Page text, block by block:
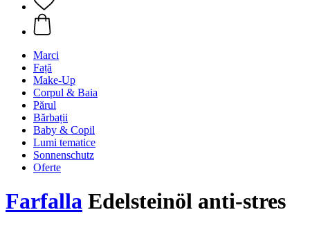
Marci
Față
Make-Up
Corpul & Baia
Părul
Bărbații
Baby & Copil
Lumi tematice
Sonnenschutz
Oferte
Farfalla Edelsteinöl anti-stres